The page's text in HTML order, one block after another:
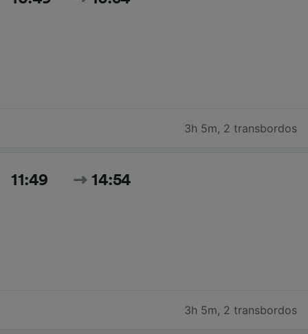
3h 5m, 2 transbordos
11:49 14:54
3h 5m, 2 transbordos